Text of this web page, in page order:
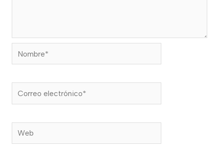
Nombre*
Correo
electrónico*
Web